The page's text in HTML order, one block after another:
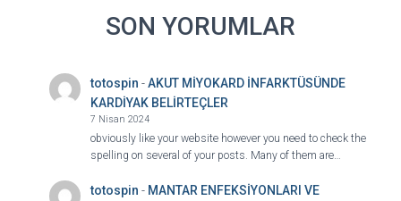
SON YORUMLAR
totospin -AKUT MİYOKARD İNFARKTÜSÜNDE
KARDİYAK BELİRTEÇLER
7 Nisan 2024
obviously like your website however you need to check the
spelling on several of your posts. Many of them are…
totospin - MANTAR ENFEKSİYONLARI VE